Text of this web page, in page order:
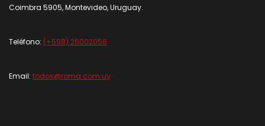
Coimbra 5905, Montevideo, Uruguay.
Teléfono: (+598) 26002056
Email: todos@roma.com.uy